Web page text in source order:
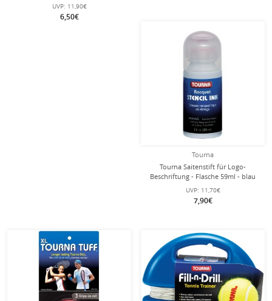
UVP: 11,90€
6,50€
Tourna
Tourna Saitenstift für Logo-
Beschriftung - Flasche 59ml - blau
UVP: 11,70€
7,90€